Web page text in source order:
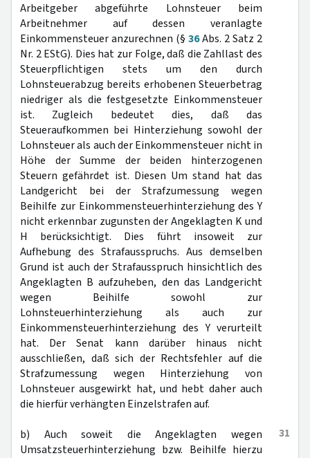
Arbeitgeber abgeführte Lohnsteuer beim
Arbeitnehmer auf dessen veranlagte
Einkommensteuer anzurechnen (§ 36Abs. 2 Satz 2
Nr. 2 EStG). Dies hat zur Folge, daß die Zahllast des
Steuerpflichtigen stets um den durch
Lohnsteuerabzug bereits erhobenen Steuerbetrag
niedriger als die festgesetzte Einkommensteuer
ist. Zugleich bedeutet dies, daß das
Steueraufkommen bei Hinterziehung sowohl der
Lohnsteuer als auch der Einkommensteuer nicht in
Höhe der Summe der beiden hinterzogenen
Steuern gefährdet ist. Diesen Um stand hat das
Landgericht bei der Strafzumessung wegen
Beihilfe zur Einkommensteuerhinterziehung des Y
nicht erkennbar zugunsten der Angeklagten K und
H berücksichtigt. Dies führt insoweit zur
Aufhebung des Strafausspruchs. Aus demselben
Grund ist auch der Strafausspruch hinsichtlich des
Angeklagten B aufzuheben, den das Landgericht
wegen Beihilfe sowohl zur
Lohnsteuerhinterziehung als auch zur
Einkommensteuerhinterziehung des Y verurteilt
hat. Der Senat kann darüber hinaus nicht
ausschließen, daß sich der Rechtsfehler auf die
Strafzumessung wegen Hinterziehung von
Lohnsteuer ausgewirkt hat, und hebt daher auch
die hierfür verhängten Einzelstrafen auf.
31
b) Auch soweit die Angeklagten wegen
Umsatzsteuerhinterziehung bzw. Beihilfe hierzu